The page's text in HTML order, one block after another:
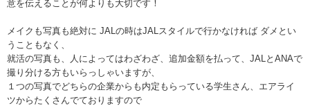
意を伝えることが何よりも大切です！
メイクも写真も絶対に JALの時はJALスタイルで行かなければ ダメとい
うこともなく、
就活の写真も、人によってはわざわざ、追加金額を払って、JALとANAで
撮り分ける方もいらっしゃいますが、
１つの写真でどちらの企業からも内定もらっている学生さん、エアライ
ツからたくさんでておりますので